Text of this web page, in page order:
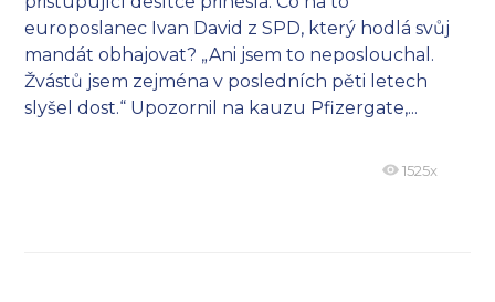
europoslanec Ivan David z SPD, který hodlá svůj
mandát obhajovat? „Ani jsem to neposlouchal.
Žvástů jsem zejména v posledních pěti letech
slyšel dost.“ Upozornil na kauzu Pfizergate,...
1525x